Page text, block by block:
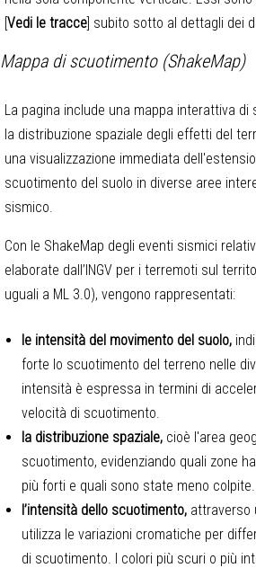
[Vedi le tracce] subito sotto al dettagli dei
Mappa di scuotimento (ShakeMap)
La pagina include una mappa interattiva
la distribuzione spaziale degli effetti del
una visualizzazione immediata
scuotimento del suolo in diverse aree
sismico.
Con le ShakeMap degli eventi sismici
elaborate dall’INGV per i terremoti sul
uguali a ML 3.0), vengono rappresentati:
le intensità del movimento del suolo,
forte lo scuotimento del terreno nelle
intensità è espressa in termini di
velocità di scuotimento.
la distribuzione spaziale, cioè l'area
scuotimento, evidenziando quali zone
più forti e quali sono state meno colpite.
l’intensità dello scuotimento, attraverso
utilizza le variazioni cromatiche per
di scuotimento. I colori più scuri o più